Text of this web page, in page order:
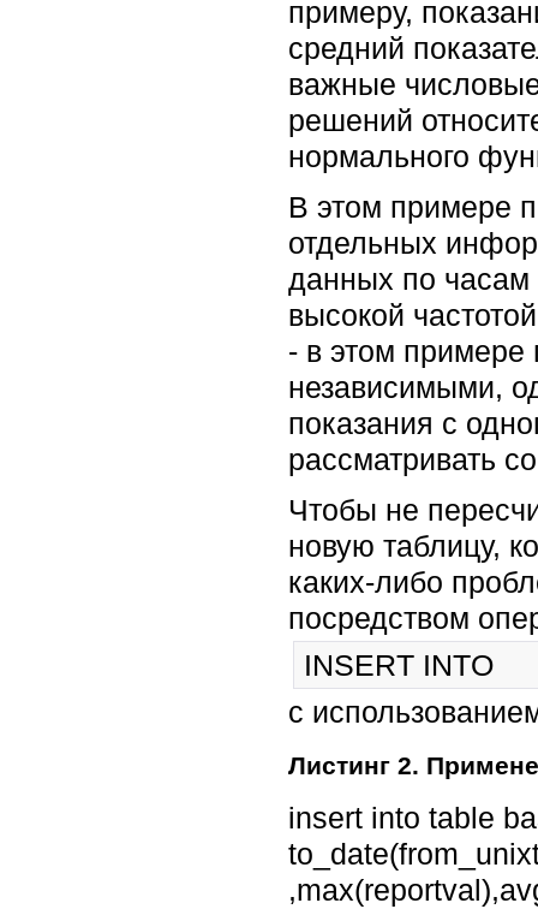
примеру,
средний
важные
решений
нормального
В этом примере
отдельных
данных по часам
высокой
- в этом примере
независимыми,
показания с
рассматривать
Чтобы не
новую таблицу,
каких-либо
посредством
INSERT INTO
с
Листинг 2.
insert into table